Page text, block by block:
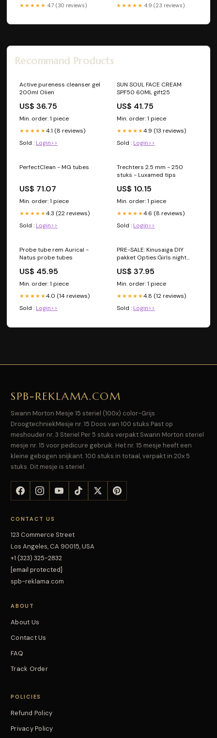
★★★★★ 4.7 (30 reviews) ★★★★★ 4.9 (23 reviews)
Recommand Products
Active pureness cleanser gel
200ml Olien
US$ 36.75
Min. order: 1 piece
★★★★★4.1 (8 reviews)
Sold : Login>>
SUN SOUL FACE CREAM
SPF50 60ML gift25
US$ 41.75
Min. order: 1 piece
★★★★★4.9 (13 reviews)
Sold : Login>>
PerfectClean - MG tubes
US$ 71.07
Min. order: 1 piece
★★★★★4.3 (22 reviews)
Sold : Login>>
Trechters 2.5 mm - 250
stuks - Luxamed tips
US$ 10.15
Min. order: 1 piece
★★★★★4.6 (8 reviews)
Sold : Login>>
Probe tube rem Aurical -
Natus probe tubes
US$ 45.95
Min. order: 1 piece
★★★★★4.0 (14 reviews)
Sold : Login>>
PRE-SALE: Kinusaiga DIY
pakket Opties:Girls night
130,-
US$ 37.95
Min. order: 1 piece
★★★★★4.8 (12 reviews)
Sold : Login>>
SPB-REKLAMA.COM
Swann Morton Mesje 15 steriel (100x) color-Grijs
DroogtechniekMesje nr. 15 Doos van 100 stuks Past op
meshouder nr. 3 Steriel Per 5 stuks verpakt Swann Morton steriel
mesje nr. 15 voor pedicure gebruik. Het nr. 15 mesje heeft een
kleine gebogen snijkant. 100 stuks in totaal, verpakt in 20x 5
stuks. Dit mesje is steriel.
CONTACT US
123 Commerce Street
Los Angeles, CA 90015, USA
+1 (323) 325-2832
[email protected]
spb-reklama.com
ABOUT
About Us
Contact Us
FAQ
Track Order
POLICIES
Refund Policy
Privacy Policy